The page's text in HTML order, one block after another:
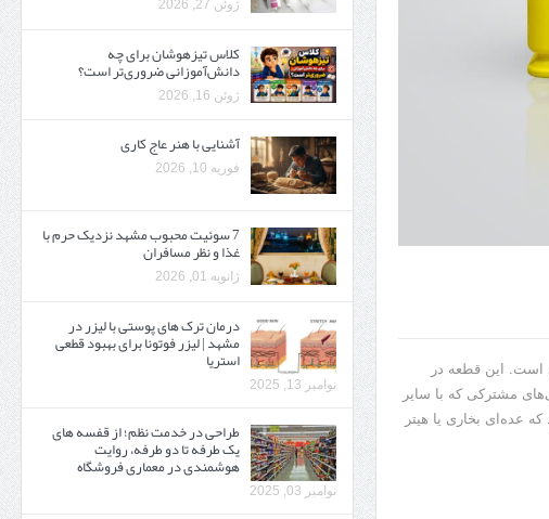
است. این قطعه در
مشترکی که با سایر
عده‌ای بخاری یا هیتر
ژوئن 27, 2026
کلاس تیزهوشان برای چه
دانش‌آموزانی ضروری‌تر است؟
ژوئن 16, 2026
آشنایی با هنر عاج کاری
فوریه 10, 2026
7 سوئیت محبوب مشهد نزدیک حرم با
غذا و نظر مسافران
ژانویه 01, 2026
درمان ترک های پوستی با لیزر در
مشهد | لیزر فوتونا برای بهبود قطعی
استریا
نوامبر 13, 2025
طراحی در خدمت نظم؛ از قفسه ‌های
یک‌ طرفه تا دو طرفه، روایت
هوشمندی در معماری فروشگاه
نوامبر 03, 2025